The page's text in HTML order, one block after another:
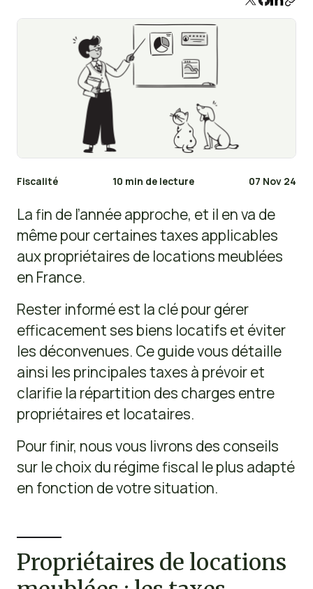
Fiscalité 10 min de lecture 07 Nov 24
La fin de l’année approche, et il en va de
même pour certaines taxes applicables
aux propriétaires de locations meublées
en France.
Rester informé est la clé pour gérer
efficacement ses biens locatifs et éviter
les déconvenues. Ce guide vous détaille
ainsi les principales taxes à prévoir et
clarifie la répartition des charges entre
propriétaires et locataires.
Pour finir, nous vous livrons des conseils
sur le choix du régime fiscal le plus adapté
en fonction de votre situation.
Propriétaires de locations